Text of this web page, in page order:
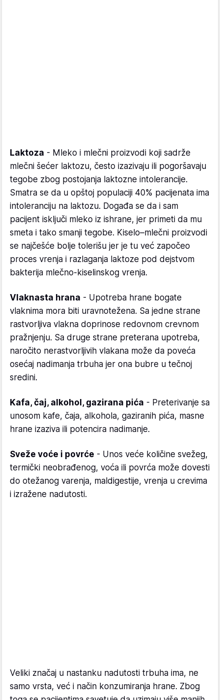
Laktoza - Mleko i mlečni proizvodi koji sadrže
mlečni šećer laktozu, često izazivaju ili pogoršavaju
tegobe zbog postojanja laktozne intolerancije.
Smatra se da u opštoj populaciji 40% pacijenata ima
intoleranciju na laktozu. Događa se da i sam
pacijent isključi mleko iz ishrane, jer primeti da mu
smeta i tako smanji tegobe. Kiselo–mlečni proizvodi
se najčešće bolje tolerišu jer je tu već započeo
proces vrenja i razlaganja laktoze pod dejstvom
bakterija mlečno-kiselinskog vrenja.
Vlaknasta hrana - Upotreba hrane bogate
vlaknima mora biti uravnotežena. Sa jedne strane
rastvorljiva vlakna doprinose redovnom crevnom
pražnjenju. Sa druge strane preterana upotreba,
naročito nerastvorljivih vlakana može da poveća
osećaj nadimanja trbuha jer ona bubre u tečnoj
sredini.
Kafa, čaj, alkohol, gazirana pića - Preterivanje sa
unosom kafe, čaja, alkohola, gaziranih pića, masne
hrane izaziva ili potencira nadimanje.
Sveže voće i povrće - Unos veće količine svežeg,
termički neobrađenog, voća ili povrća može dovesti
do otežanog varenja, maldigestije, vrenja u crevima
i izražene nadutosti.
Veliki značaj u nastanku nadutosti trbuha ima, ne
samo vrsta, već i način konzumiranja hrane. Zbog